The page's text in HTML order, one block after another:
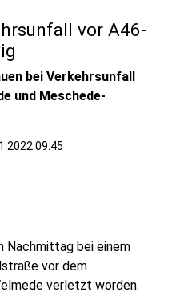
vor A46-
bei Verkehrsunfall
und Meschede-
09:45
Nachmittag bei einem
vor dem
verletzt worden.